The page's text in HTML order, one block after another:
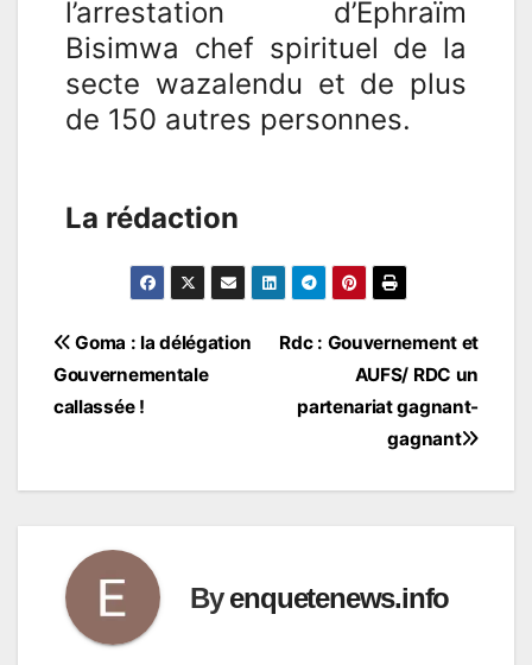
l’arrestation d’Ephraïm
Bisimwa chef spirituel de la
secte wazalendu et de plus
de 150 autres personnes.
La rédaction
Rdc : Gouvernement et
AUFS/ RDC un
partenariat gagnant-
gagnant
Goma : la délégation
Gouvernementale
callassée !
Byenquetenews.info